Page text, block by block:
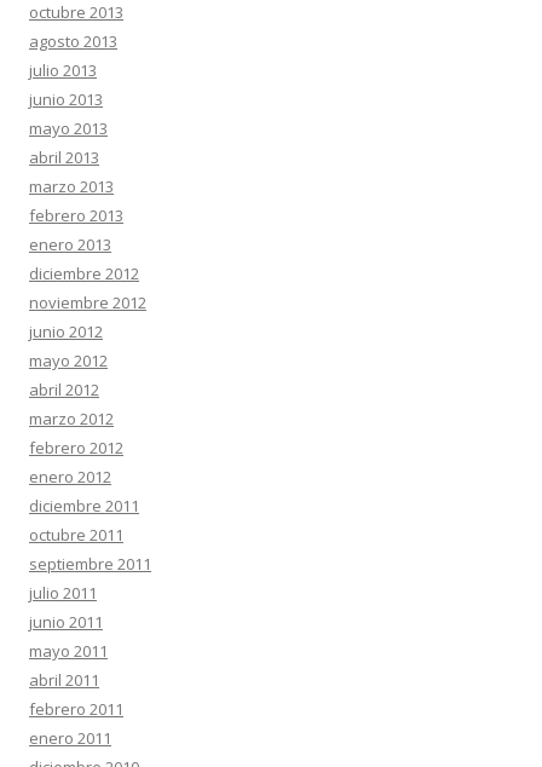
octubre 2013
agosto 2013
julio 2013
junio 2013
mayo 2013
abril 2013
marzo 2013
febrero 2013
enero 2013
diciembre 2012
noviembre 2012
junio 2012
mayo 2012
abril 2012
marzo 2012
febrero 2012
enero 2012
diciembre 2011
octubre 2011
septiembre 2011
julio 2011
junio 2011
mayo 2011
abril 2011
febrero 2011
enero 2011